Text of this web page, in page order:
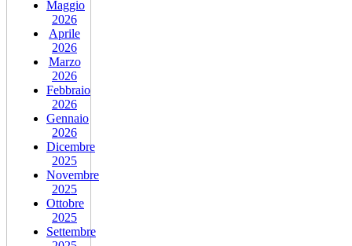
Maggio
2026
Aprile
2026
Marzo
2026
Febbraio
2026
Gennaio
2026
Dicembre
2025
Novembre
2025
Ottobre
2025
Settembre